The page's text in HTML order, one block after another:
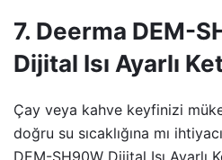
7. Deerma DEM-
Dijital Isı Ayarlı
Çay veya kahve keyfinizi
doğru su sıcaklığına mı